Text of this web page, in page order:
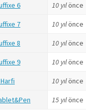
6 10 yılönce
7 10 yılönce
8 10 yılönce
9 10 yılönce
10 yılönce
15 yılönce